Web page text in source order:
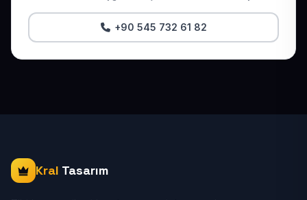
+90 545 732 61 82
Kral Tasarım